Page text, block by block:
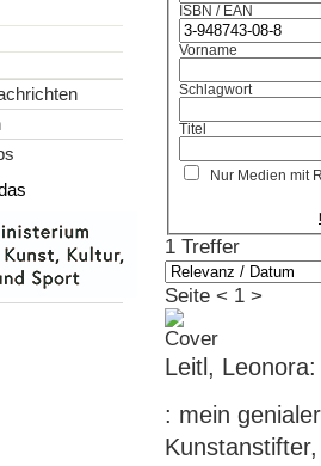
ISBN / EAN
Vorname
Schlagwort
Titel
Nur Medien mit
1 Treffer
Seite < 1 >
Leitl,
: mein